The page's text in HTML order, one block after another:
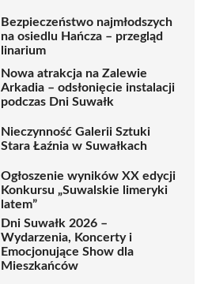
Bezpieczeństwo najmłodszych
na osiedlu Hańcza – przegląd
linarium
Nowa atrakcja na Zalewie
Arkadia – odsłonięcie instalacji
podczas Dni Suwałk
Nieczynność Galerii Sztuki
Stara Łaźnia w Suwałkach
Ogłoszenie wyników XX edycji
Konkursu „Suwalskie limeryki
latem”
Dni Suwałk 2026 –
Wydarzenia, Koncerty i
Emocjonujące Show dla
Mieszkańców